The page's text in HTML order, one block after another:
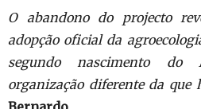
O abandono do projecto
adopção oficial da
segundo nascimento do
organização diferente da que